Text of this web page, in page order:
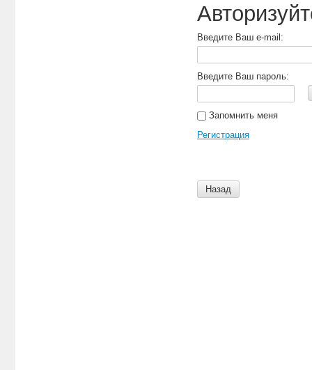
Введите Ваш e-mail:
Введите Ваш пароль:
Запомнить меня
Регистрация
Назад